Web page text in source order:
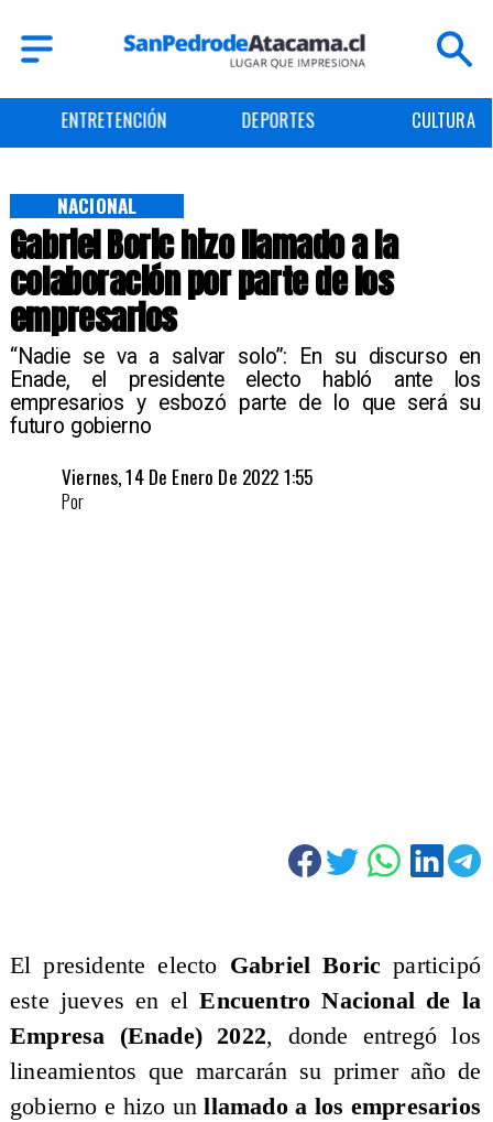
ENTRETENCIÓN DEPORTES CULTURA
Gabriel Boric hizo llamado a la
colaboración por parte de los
empresarios
“Nadie se va a salvar solo”: En su discurso en
Enade, el presidente electo habló ante los
empresarios y esbozó parte de lo que será su
futuro gobierno
NACIONAL
Viernes, 14 De Enero De 2022 1:55
Por
El presidente electo Gabriel Boric participó
este jueves en elEncuentro Nacional de la
Empresa (Enade) 2022, donde entregó los
lineamientos que marcarán su primer año de
gobierno e hizo unllamado a los empresarios